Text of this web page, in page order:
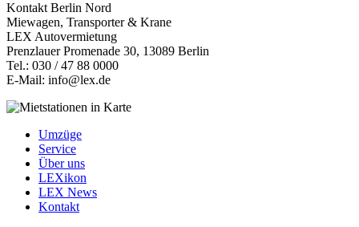
Kontakt Berlin Nord
Miewagen, Transporter & Krane
LEX Autovermietung
Prenzlauer Promenade 30, 13089 Berlin
Tel.: 030 / 47 88 0000
E-Mail: info@lex.de
Umzüge
Service
Über uns
LEXikon
LEX News
Kontakt